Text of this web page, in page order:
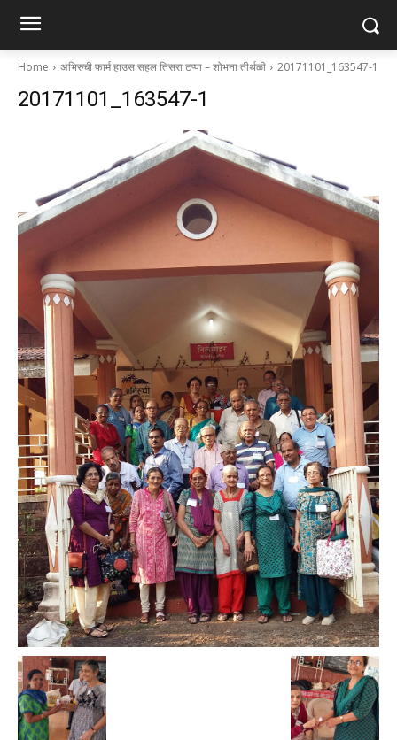
Home अभिरुची फार्म हाउस सहल तिसरा टप्पा – शोभना तीर्थळी 20171101_163547-1
20171101_163547-1